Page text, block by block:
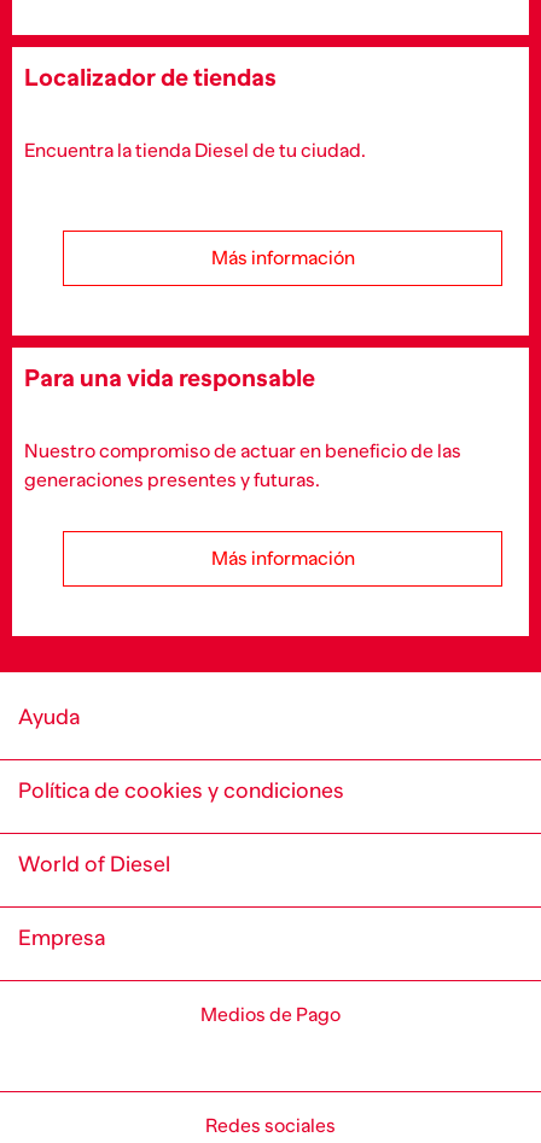
Localizador de tiendas
Encuentra la tienda Diesel de tu ciudad.
Más información
Para una vida responsable
Nuestro compromiso de actuar en beneficio de las
generaciones presentes y futuras.
Más información
Ayuda
Política de cookies y condiciones
World of Diesel
Empresa
Medios de Pago
Redes sociales